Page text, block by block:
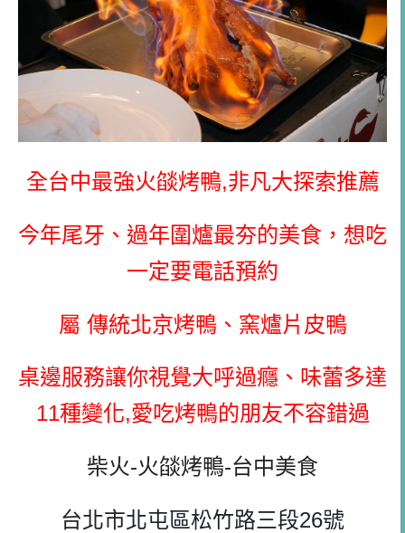
全台中最強火燄烤鴨,非凡大探索推薦
今年尾牙、過年圍爐最夯的美食，想吃
一定要電話預約
屬 傳統北京烤鴨、窯爐片皮鴨
桌邊服務讓你視覺大呼過癮、味蕾多達
11種變化,愛吃烤鴨的朋友不容錯過
柴火-火燄烤鴨-台中美食
台北市北屯區松竹路三段26號